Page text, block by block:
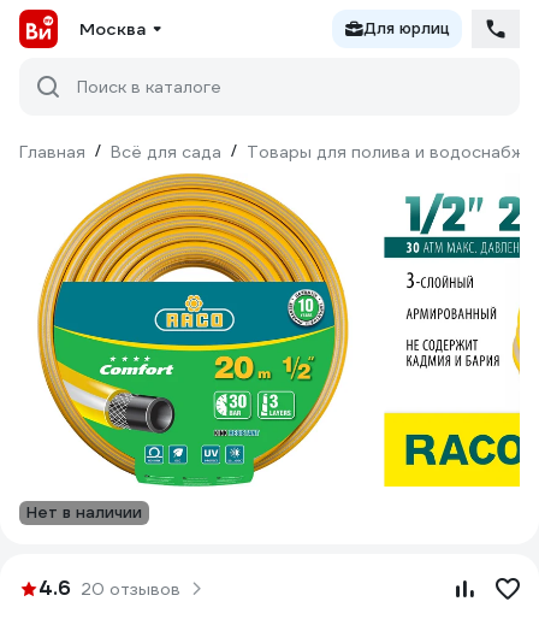
Москва Для юрлиц
Поиск в каталоге
Главная / Всё для сада / Товары для полива и
Нет в наличии
4.6 20 отзывов